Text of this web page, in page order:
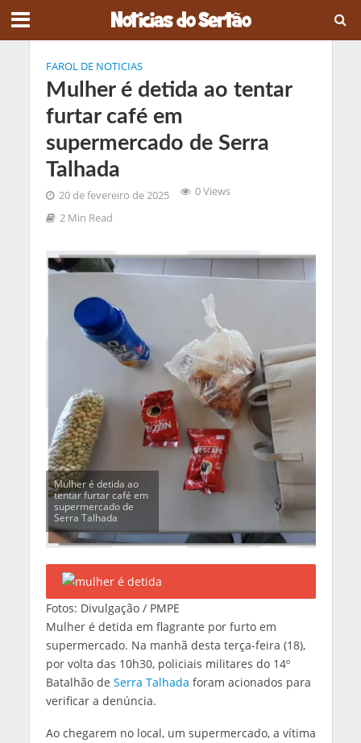
FAROL DE NOTICIAS
Mulher é detida ao tentar
furtar café em
supermercado de Serra
Talhada
20 de fevereiro de 2025
0 Views
2 Min Read
Mulher é detida ao
tentar furtar café em
supermercado de
Serra Talhada
Fotos: Divulgação / PMPE
Mulher é detida em flagrante por furto em
supermercado. Na manhã desta terça-feira (18),
por volta das 10h30, policiais militares do 14º
Batalhão de Serra Talhada foram acionados para
verificar a denúncia.
Ao chegarem no local, um supermercado, a vítima